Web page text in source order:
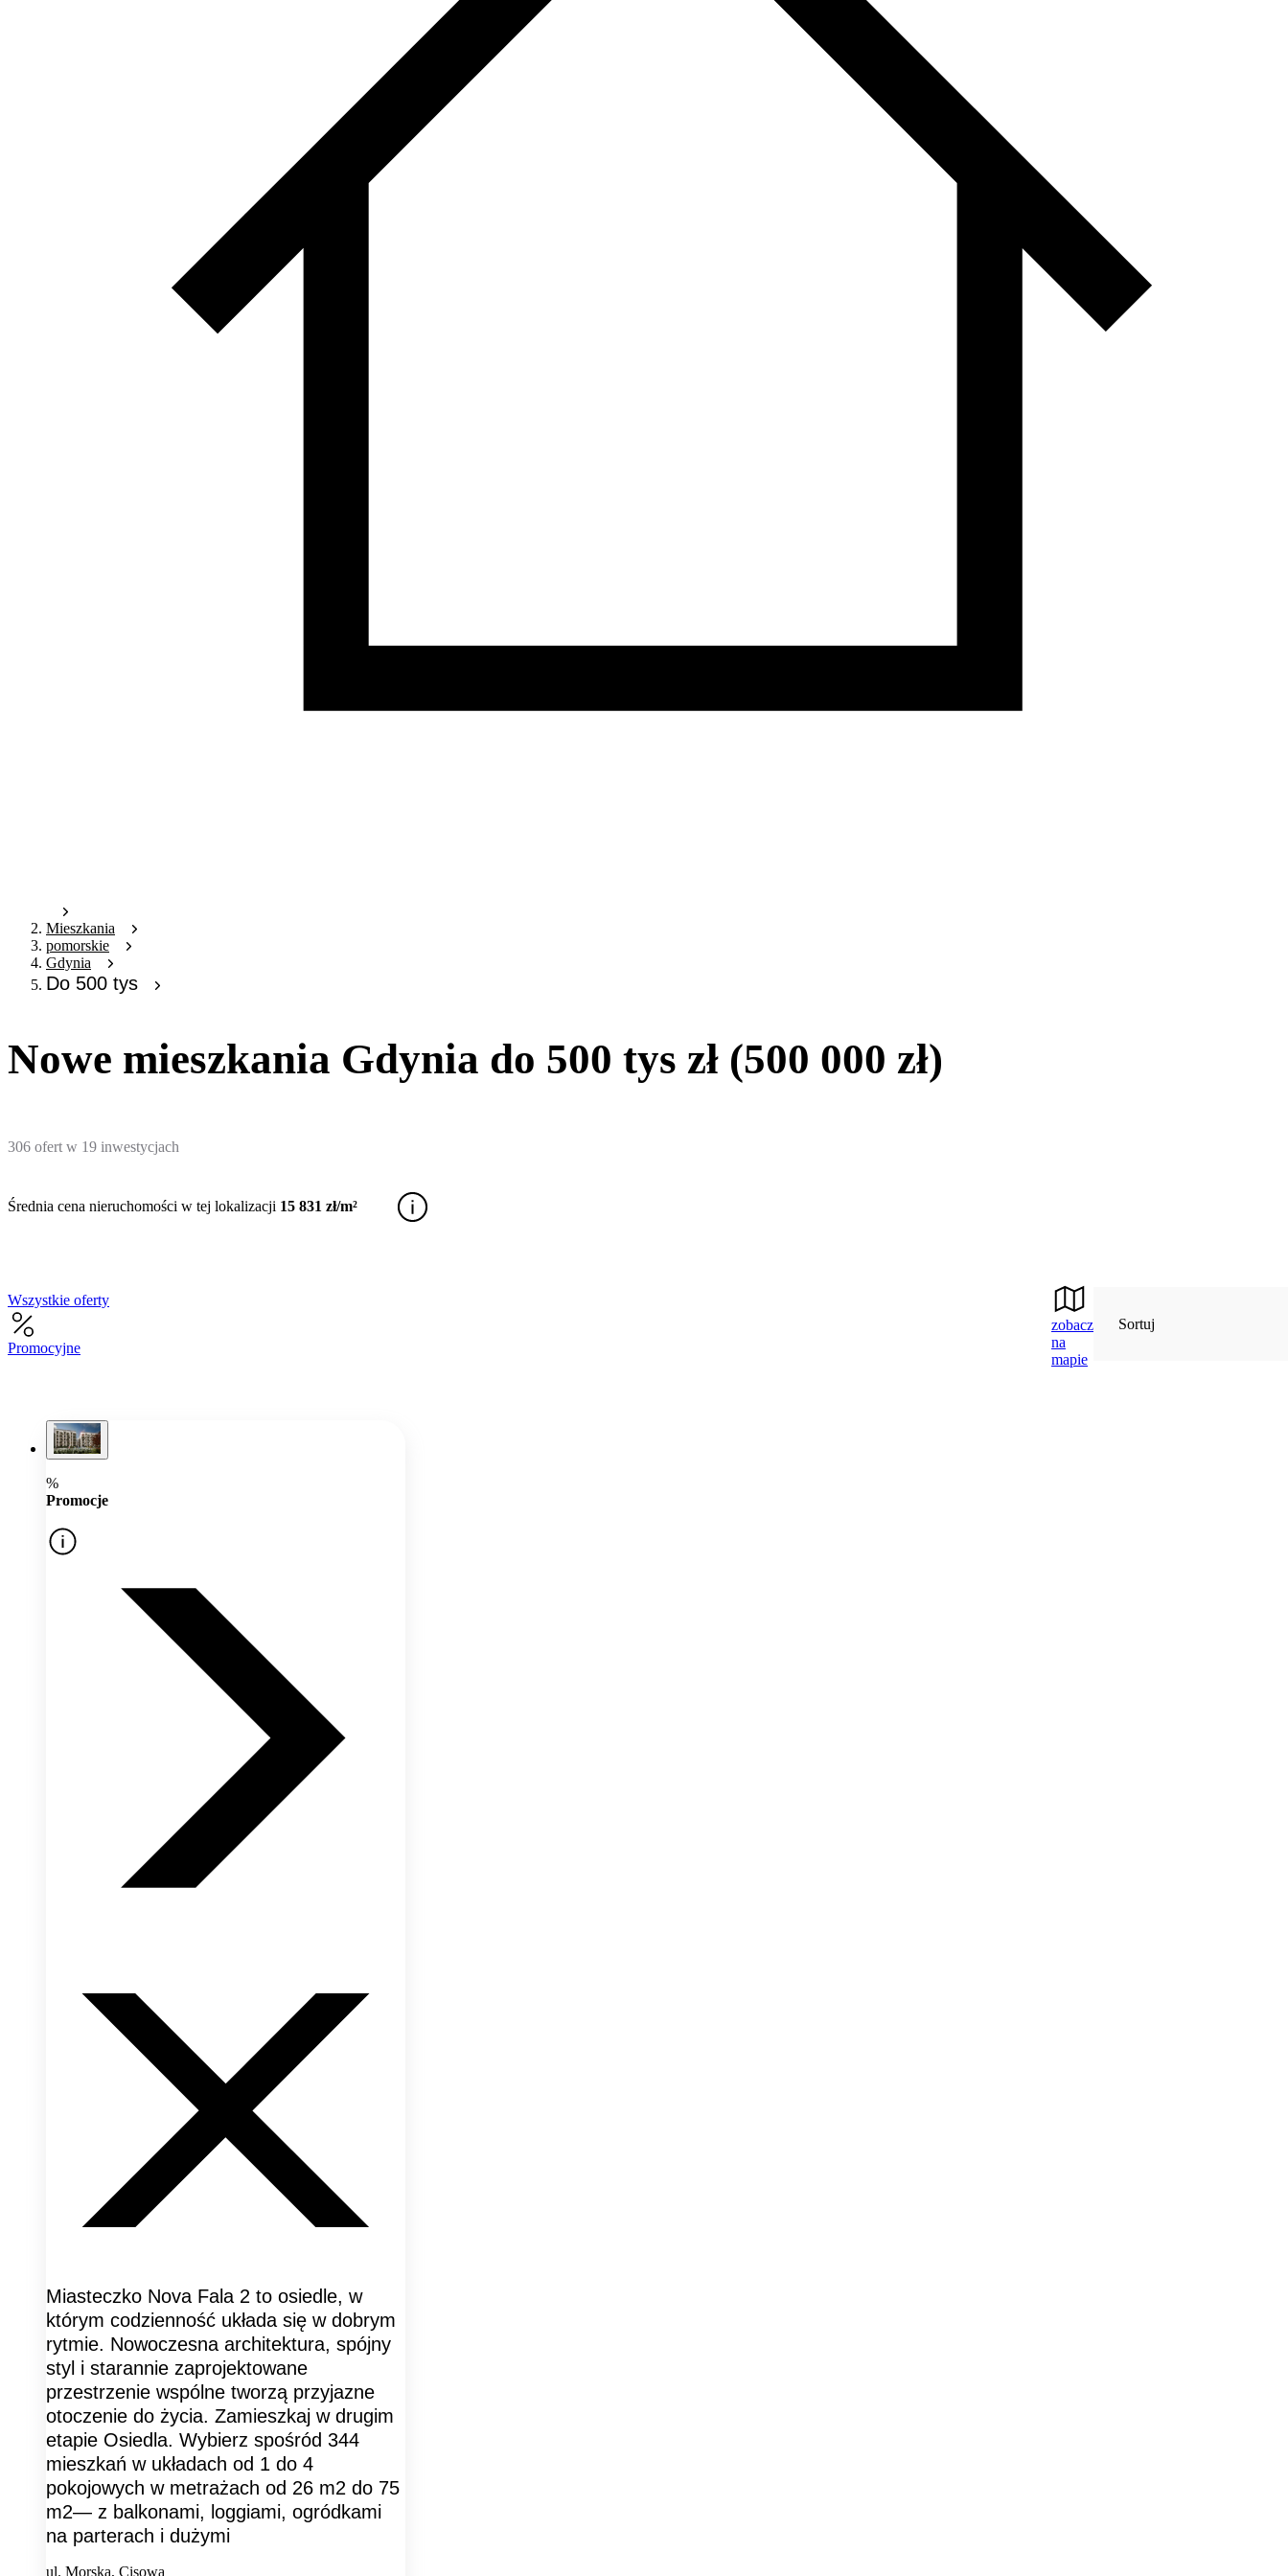
Mieszkania
pomorskie
Gdynia
Do 500 tys
Nowe mieszkania Gdynia do 500 tys zł (500 000 zł)
306 ofert w 19 inwestycjach
Średnia cena nieruchomości w tej lokalizacji 15 831 zł/m²
Wszystkie oferty
Promocyjne
zobacz
na
mapie
Sortuj
%
Promocje
Miasteczko Nova Fala 2 to osiedle, w
którym codzienność układa się w dobrym
rytmie. Nowoczesna architektura, spójny
styl i starannie zaprojektowane
przestrzenie wspólne tworzą przyjazne
otoczenie do życia. Zamieszkaj w drugim
etapie Osiedla. Wybierz spośród 344
mieszkań w układach od 1 do 4
pokojowych w metrażach od 26 m2 do 75
m2— z balkonami, loggiami, ogródkami
na parterach i dużymi
ul. Morska, Cisowa